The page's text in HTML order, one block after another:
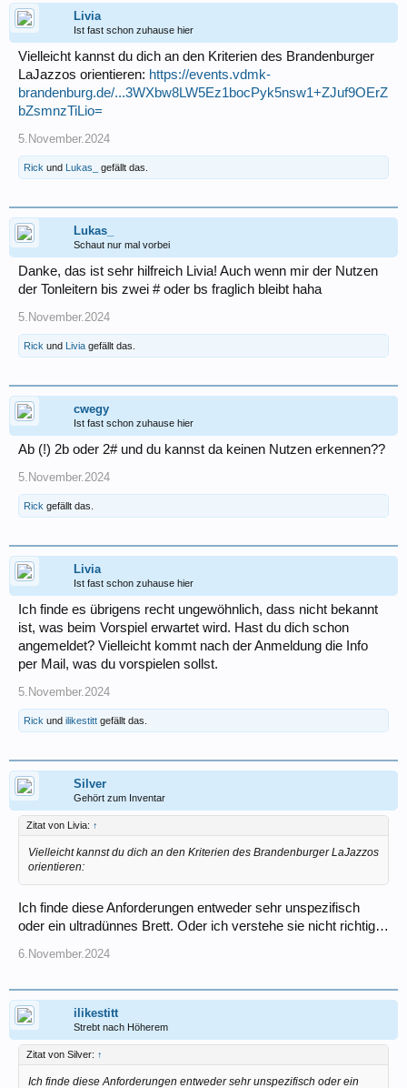
Livia
Ist fast schon zuhause hier
Vielleicht kannst du dich an den Kriterien des Brandenburger
LaJazzos orientieren: https://events.vdmk-
brandenburg.de/...3WXbw8LW5Ez1bocPyk5nsw1+ZJuf9OErZ
bZsmnzTiLio=
5.November.2024
Rick und Lukas_ gefällt das.
Lukas_
Schaut nur mal vorbei
Danke, das ist sehr hilfreich Livia! Auch wenn mir der Nutzen
der Tonleitern bis zwei # oder bs fraglich bleibt haha
5.November.2024
Rick und Livia gefällt das.
cwegy
Ist fast schon zuhause hier
Ab (!) 2b oder 2# und du kannst da keinen Nutzen erkennen??
5.November.2024
Rick gefällt das.
Livia
Ist fast schon zuhause hier
Ich finde es übrigens recht ungewöhnlich, dass nicht bekannt
ist, was beim Vorspiel erwartet wird. Hast du dich schon
angemeldet? Vielleicht kommt nach der Anmeldung die Info
per Mail, was du vorspielen sollst.
5.November.2024
Rick und ilikestitt gefällt das.
Silver
Gehört zum Inventar
Zitat von Livia: ↑
Vielleicht kannst du dich an den Kriterien des Brandenburger LaJazzos
orientieren:
Ich finde diese Anforderungen entweder sehr unspezifisch
oder ein ultradünnes Brett. Oder ich verstehe sie nicht richtig…
6.November.2024
ilikestitt
Strebt nach Höherem
Zitat von Silver: ↑
Ich finde diese Anforderungen entweder sehr unspezifisch oder ein